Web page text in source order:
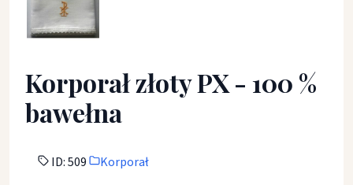
Korporał złoty PX - 100 %
bawełna
ID: 509 Korporał